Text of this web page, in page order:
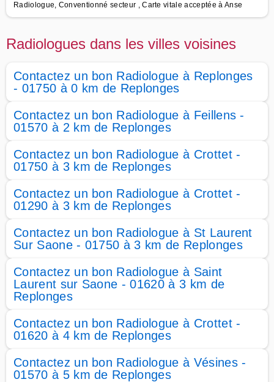
Radiologue, Conventionné secteur , Carte vitale acceptée à Anse
Radiologues dans les villes voisines
Contactez un bon Radiologue à Replonges
- 01750 à 0 km de Replonges
Contactez un bon Radiologue à Feillens -
01570 à 2 km de Replonges
Contactez un bon Radiologue à Crottet -
01750 à 3 km de Replonges
Contactez un bon Radiologue à Crottet -
01290 à 3 km de Replonges
Contactez un bon Radiologue à St Laurent
Sur Saone - 01750 à 3 km de Replonges
Contactez un bon Radiologue à Saint
Laurent sur Saone - 01620 à 3 km de
Replonges
Contactez un bon Radiologue à Crottet -
01620 à 4 km de Replonges
Contactez un bon Radiologue à Vésines -
01570 à 5 km de Replonges